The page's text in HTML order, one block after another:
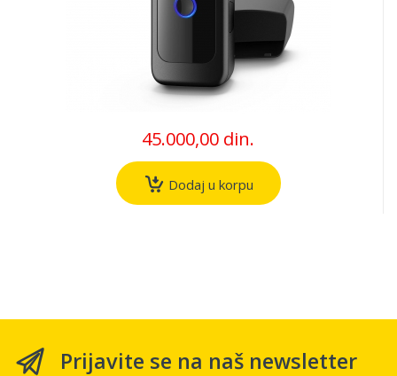
45.000,00 din.
Dodaj u korpu
Prijavite se na naš newsletter